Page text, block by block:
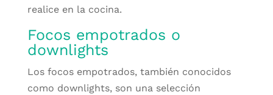
realice en la cocina.
Focos empotrados o
downlights
Los focos empotrados, también conocidos
como downlights, son una selección